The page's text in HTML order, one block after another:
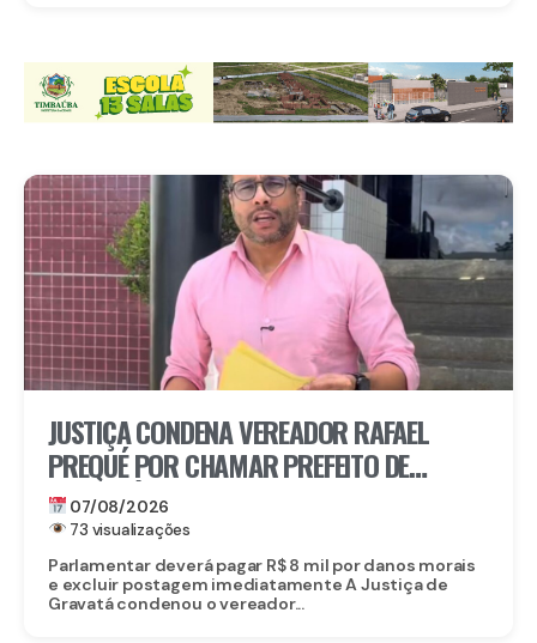
JUSTIÇA CONDENA VEREADOR RAFAEL
PREQUÉ POR CHAMAR PREFEITO DE
GRAVATÁ DE “LADRÃO” E REFORÇA:
IMUNIDADE PARLAMENTAR NÃO PROTEGE
CALÚNIA
07/08/2026
73 visualizações
Parlamentar deverá pagar R$ 8 mil por danos morais
e excluir postagem imediatamente A Justiça de
Gravatá condenou o vereador...